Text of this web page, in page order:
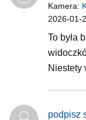
Kamera:
2026-01-
To była
Niestety
podpisz